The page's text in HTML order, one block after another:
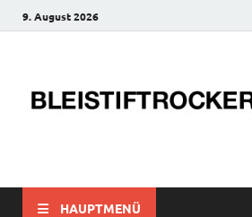
9. August 2026
HAUPTMENÜ